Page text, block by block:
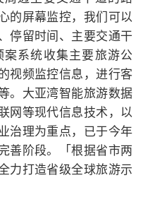
的屏幕监控，我们可以
停留时间、主要交通干
系统收集主要旅游公
视频监控信息，进行客
。大亚湾智能旅游数据
网等现代信息技术，以
治理为重点，已于今年
善阶段。「根据省市两
力打造省级全球旅游示